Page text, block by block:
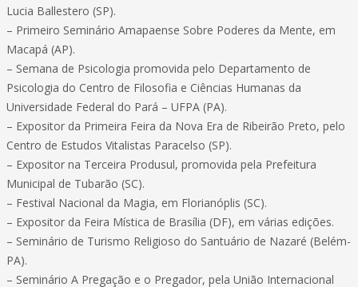
Lucia Ballestero (SP).
– Primeiro Seminário Amapaense Sobre Poderes da Mente, em
Macapá (AP).
– Semana de Psicologia promovida pelo Departamento de
Psicologia do Centro de Filosofia e Ciências Humanas da
Universidade Federal do Pará – UFPA (PA).
– Expositor da Primeira Feira da Nova Era de Ribeirão Preto, pelo
Centro de Estudos Vitalistas Paracelso (SP).
– Expositor na Terceira Produsul, promovida pela Prefeitura
Municipal de Tubarão (SC).
– Festival Nacional da Magia, em Florianóplis (SC).
– Expositor da Feira Mística de Brasília (DF), em várias edições.
– Seminário de Turismo Religioso do Santuário de Nazaré (Belém-
PA).
– Seminário A Pregação e o Pregador, pela União Internacional